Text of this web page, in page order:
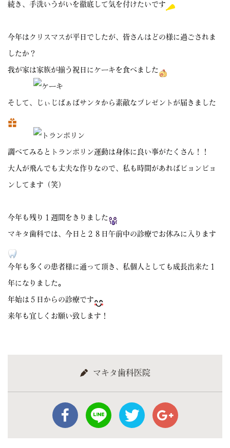
続き、手洗いうがいを徹底して気を付けたいです
今年はクリスマスが平日でしたが、皆さんはどの様に過ごされま
したか？
我が家は家族が揃う祝日にケーキを食べました
そして、じぃじばぁばサンタから素敵なプレゼントが届きました
調べてみるとトランポリン運動は身体に良い事がたくさん！！
大人が飛んでも丈夫な作りなので、私も時間があればピョンピョ
ンしてます（笑）
今年も残り１週間をきりました
マキタ歯科では、今日と２８日午前中の診療でお休みに入ります
今年も多くの患者様に通って頂き、私個人としても成長出来た１
年になりました。
年始は５日からの診療です
来年も宜しくお願い致します！
マキタ歯科医院